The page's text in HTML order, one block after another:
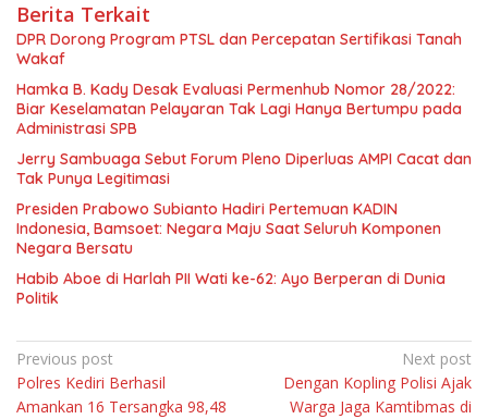
Berita Terkait
DPR Dorong Program PTSL dan Percepatan Sertifikasi Tanah
Wakaf
Hamka B. Kady Desak Evaluasi Permenhub Nomor 28/2022:
Biar Keselamatan Pelayaran Tak Lagi Hanya Bertumpu pada
Administrasi SPB
Jerry Sambuaga Sebut Forum Pleno Diperluas AMPI Cacat dan
Tak Punya Legitimasi
Presiden Prabowo Subianto Hadiri Pertemuan KADIN
Indonesia, Bamsoet: Negara Maju Saat Seluruh Komponen
Negara Bersatu
Habib Aboe di Harlah PII Wati ke-62: Ayo Berperan di Dunia
Politik
Navigasi
pos
Previous post
Polres Kediri Berhasil
Amankan 16 Tersangka 98,48
Next post
Dengan Kopling Polisi Ajak
Warga Jaga Kamtibmas di